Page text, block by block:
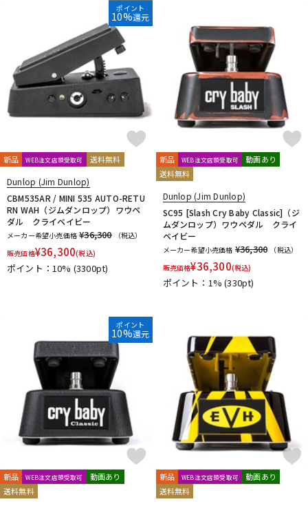
中古 ヴィンテージ
ポイント
10%還元
新品 WEB注文店頭受取可 送料無料
Dunlop (Jim Dunlop)
CBM535AR / MINI 535 AUTO-RETU
RN WAH（ジムダンロップ）ワウペ
ダル クライベイビー
メーカー希望小売価格 ¥36,300
（税込）
販売価格¥36,300(税込)
ポイント：10% (3300pt)
新品 WEB注文店頭受取可
動画あり
送料無料
Dunlop (Jim Dunlop)
SC95 [Slash Cry Baby Classic]（ジ
ムダンロップ）ワウペダル クライ
ベイビー
メーカー希望小売価格 ¥36,300
（税込）
販売価格¥36,300(税込)
ポイント：1%(330pt)
ポイント
10%還元
新品 WEB注文店頭受取可
動画あり
送料無料
新品 WEB注文店頭受取可
動画あり
送料無料